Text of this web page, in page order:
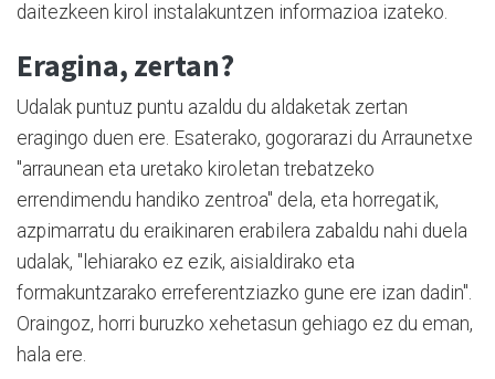
daitezkeen kirol instalakuntzen informazioa izateko.
Eragina, zertan?
Udalak puntuz puntu azaldu du aldaketak zertan
eragingo duen ere. Esaterako, gogorarazi du Arraunetxe
"arraunean eta uretako kiroletan trebatzeko
errendimendu handiko zentroa" dela, eta horregatik,
azpimarratu du eraikinaren erabilera zabaldu nahi duela
udalak, "lehiarako ez ezik, aisialdirako eta
formakuntzarako erreferentziazko gune ere izan dadin".
Oraingoz, horri buruzko xehetasun gehiago ez du eman,
hala ere.